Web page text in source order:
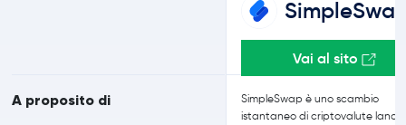
A proposito di
Vai al sito
SimpleSwap è uno scambio
istantaneo di criptovalute